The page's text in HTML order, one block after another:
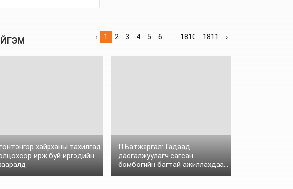
‹ 1 2 3 4 5 6 ... 1810 1811 ›
хайрханы тахилгад
ирж буй иргэдийн
П.Батжаргал: Гадаад
дасгалжуулагч сагсан
бөмбөгийн багтай ажиллахдаа